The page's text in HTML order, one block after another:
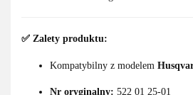
✅ Zalety produktu:
Kompatybilny z modelem
Nr oryginalny: 522 01 25-01